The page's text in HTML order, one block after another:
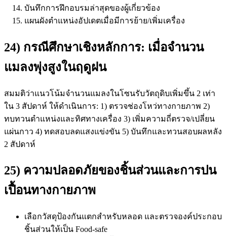
บันทึกการฝึกอบรมล่าสุดของผู้เกี่ยวข้อง
แผนผังตำแหน่งอัปเดตเมื่อมีการย้าย/เพิ่มเครื่อง
24) กรณีศึกษาเชิงหลักการ: เมื่อจำนวน
แมลงพุ่งสูงในฤดูฝน
สมมติว่าแนวโน้มจำนวนแมลงในโซนรับวัตถุดิบเพิ่มขึ้น 2 เท่า
ใน 3 สัปดาห์ ให้ดำเนินการ: 1) ตรวจช่องโหว่ทางกายภาพ 2)
ทบทวนตำแหน่งและทิศทางเครื่อง 3) เพิ่มความถี่ตรวจ/เปลี่ยน
แผ่นกาว 4) ทดสอบลดแสงแข่งขัน 5) บันทึกและทวนสอบผลหลัง
2 สัปดาห์
25) ความปลอดภัยของชิ้นส่วนและการปน
เปื้อนทางกายภาพ
เลือกวัสดุป้องกันแตกสำหรับหลอด และตรวจองค์ประกอบ
ชิ้นส่วนให้เป็น Food-safe